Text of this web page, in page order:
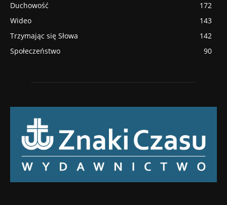
Duchowość
172
Wideo
143
Trzymając się Słowa
142
Społeczeństwo
90